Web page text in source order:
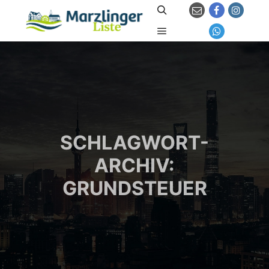
Suchen
SCHLAGWORT-
ARCHIV:
GRUNDSTEUER